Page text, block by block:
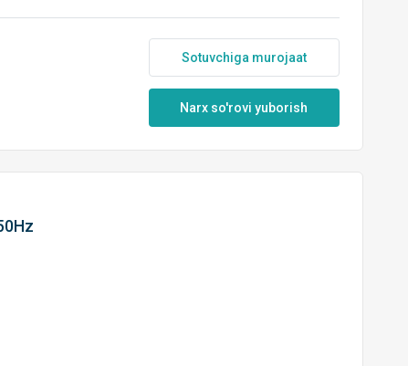
Sotuvchiga murojaat
Narx so'rovi yuborish